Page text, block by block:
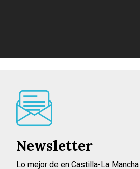
Newsletter
Lo mejor de en Castilla-La